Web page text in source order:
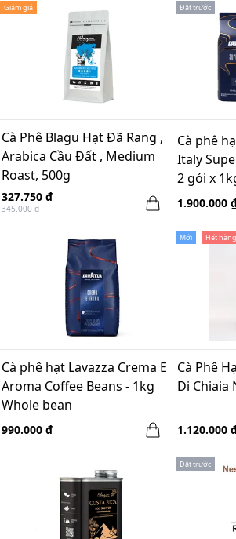
Giảm giá
Cà Phê Blagu Hạt Đã Rang ,
Arabica Cầu Đất , Medium
Roast, 500g
327.750 ₫
345.000 ₫
Đặt trước
Cà phê
Italy
2 gói x
1.900.000
Cà phê hạt Lavazza Crema E
Aroma Coffee Beans - 1kg
Whole bean
990.000 ₫
Mới Hết hàng
Cà Phê
Di Chiaia
1.120.000
Đặt trước